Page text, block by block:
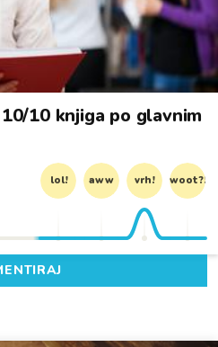
10 knjiga po glavnim
lol! aww vrh! woot?!